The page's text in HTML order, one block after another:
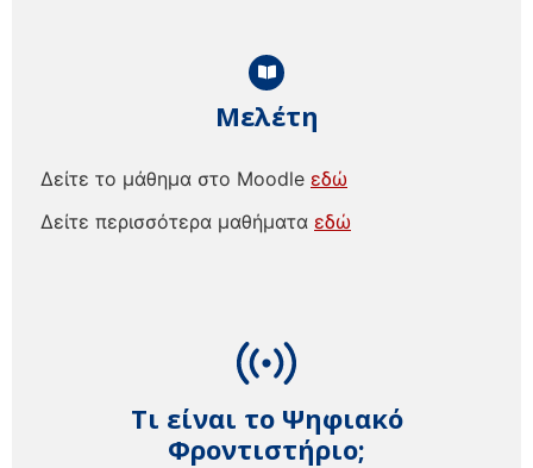
Τι είναι το Ψηφιακό
Φροντιστήριο;
Μελέτη
Δείτε το μάθημα στο Moodle εδώ
Δείτε περισσότερα μαθήματα εδώ